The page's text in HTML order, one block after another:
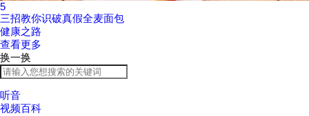
5
三招教你识破真假全麦面包
健康之路
查看更多
换一换
听音
视频百科